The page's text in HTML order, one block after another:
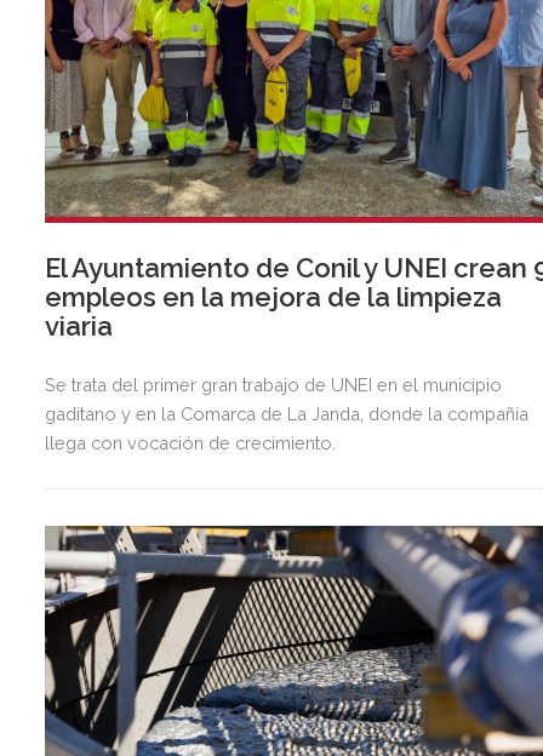
El Ayuntamiento de Conil y UNEI crean
empleos en la mejora de la limpieza
viaria
Se trata del primer gran trabajo de UNEI en el municipio
gaditano y en la Comarca de La Janda, donde la compañía
llega con vocación de crecimiento.